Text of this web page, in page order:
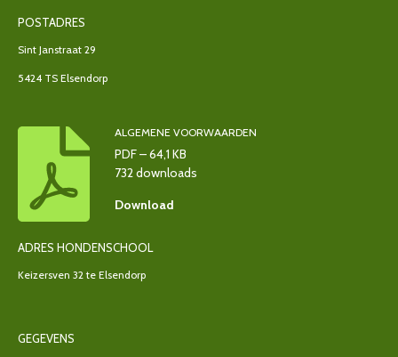
POSTADRES
Sint Janstraat 29
5424 TS Elsendorp
ALGEMENE VOORWAARDEN
PDF – 64,1 KB
732 downloads
Download
ADRES HONDENSCHOOL
Keizersven 32 te Elsendorp
GEGEVENS